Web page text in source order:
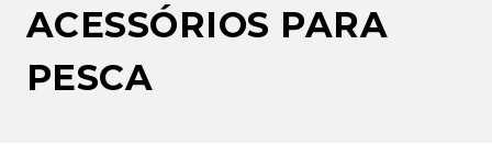
ACESSÓRIOS PARA
PESCA